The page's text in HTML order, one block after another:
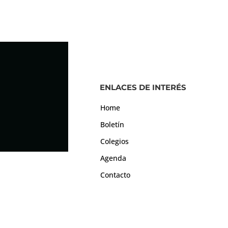
ENLACES DE INTERÉS
Home
Boletín
Colegios
Agenda
Contacto